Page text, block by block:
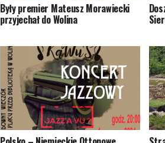
Były premier Mateusz Morawiecki
przyjechał do Wolina